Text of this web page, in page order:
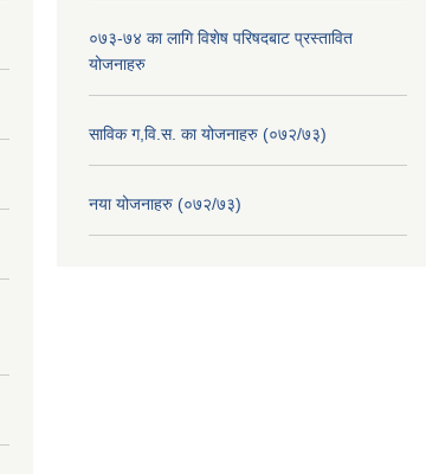
०७३-७४ का लागि विशेष परिषदबाट प्रस्तावित
योजनाहरु
साविक ग,वि.स. का योजनाहरु (०७२/७३)
नया योजनाहरु (०७२/७३)